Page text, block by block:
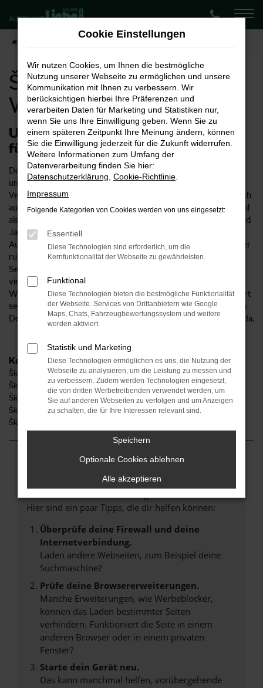
Zum
Hauptinhalt
springen
Škoda Kodiaq kaufen für Würzburg
Škoda Kodiaq kaufen für
Würzburg
Unser Vorschlag: ein Škoda Kodiaq
für Würzburg
Der Škoda Kodiaq ist ein rundum überzeugendes Fahrzeug
und wie geschaffen für Würzburg und Umgebung. Als
Vertragshändler für Škoda bieten wir Ihnen selbstverständlich
auch den Kodiaq in zahlreichen Ausstattungslinien und sowohl
als Neuwagen als auch gebraucht oder als Tageszulassung und
Jahreswagen. Wenn Sie sich für ein Fahrzeug aus dem
Autohaus Liebe entscheiden, kommen Sie in den Genuss einer
rundum kompetenten Beratung und eines umfangreichen
Services. Als Anbieter für den Škoda Kodiaq sind wir seit
vielen Jahren auch für unsere Kundinnen und Kunden aus
Würzburg und Umgebung tätig. Unser Unternehmen existiert
seit 1954 und ist mittlerweile an sechs Standorten im Herzen
Deutschlands und 2 Standorten in Norddeutschland für Sie da.
Kategorie
Škoda Kodiaq Tageszulassung Würzburg
Škoda Kodiaq Gebrauchtwagen Würzburg
Škoda Kodiaq Würzburg
Škoda Kodiaq Neuwagen Würzburg
Škoda Kodiaq Jahreswagen Würzburg
Beim Laden ist ein Fehler aufgetreten.
Hier sind ein paar Tipps, die dir helfen können:
Überprüfe deine Firewall und deine
Internetverbindung.
Laden andere Webseiten, zum Beispiel deine
Suchmaschine?
Prüfe deine Browsererweiterungen.
Manche Erweiterungen, wie Werbeblocker,
können das Laden bestimmter Seiten
verhindern. Funktioniert die Seite in einem
anderen Browser oder in einem privaten
Fenster?
Starte dein Gerät neu.
Das kann manchmal helfen, vorübergehende
Cookie Einstellungen
Wir nutzen Cookies, um Ihnen die bestmögliche
Nutzung unserer Webseite zu ermöglichen und unsere
Kommunikation mit Ihnen zu verbessern. Wir
berücksichtigen hierbei Ihre Präferenzen und
verarbeiten Daten für Marketing und Statistiken nur,
wenn Sie uns Ihre Einwilligung geben. Wenn Sie zu
einem späteren Zeitpunkt Ihre Meinung ändern, können
Sie die Einwilligung jederzeit für die Zukunft widerrufen.
Weitere Informationen zum Umfang der
Datenverarbeitung finden Sie hier:
Datenschutzerklärung Cookie-Richtlinie
Impressum
Folgende Kategorien von Cookies werden von uns eingesetzt:
Essentiell
Diese Technologien sind erforderlich, um die
Kernfunktionalität der Webseite zu gewährleisten.
Funktional
Diese Technologien bieten die bestmögliche Funktionalität
der Webseite. Services von Drittanbietern wie Google
Maps, Chats, Fahrzeugbewertungssystem und weitere
werden aktiviert.
Statistik und Marketing
Diese Technologien ermöglichen es uns, die Nutzung der
Webseite zu analysieren, um die Leistung zu messen und
zu verbessern. Zudem werden Technologien eingesetzt,
die von dritten Werbetreibenden verwendet werden, um
Sie auf anderen Webseiten zu verfolgen und um Anzeigen
zu schalten, die für Ihre Interessen relevant sind.
Speichern
Optionale Cookies ablehnen
Alle akzeptieren